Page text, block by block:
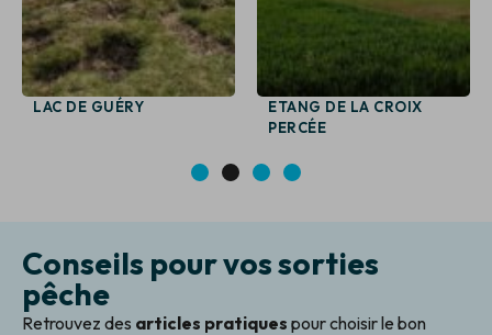
LAC DE GUÉRY
ETANG DE LA CROIX
PERCÉE
3 4
Conseils pour vos sorties
pêche
Retrouvez des articles pratiques pour choisir le bon